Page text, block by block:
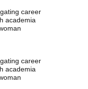
career
academia
career
academia